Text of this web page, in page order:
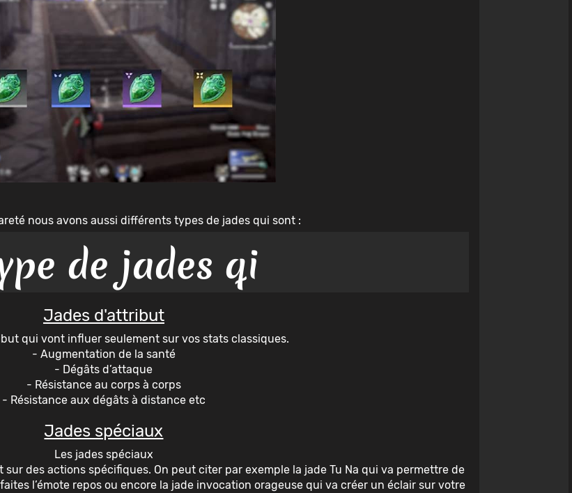
nous avons aussi différents types de jades qui sont :
de jades qi
Jades d'attribut
qui vont influer seulement sur vos stats classiques.
- Augmentation de la santé
- Dégâts d’attaque
- Résistance au corps à corps
- Résistance aux dégâts à distance etc
Jades spéciaux
Les jades spéciaux
des actions spécifiques. On peut citer par exemple la jade Tu Na qui va permettre de
l’émote repos ou encore la jade invocation orageuse qui va créer un éclair sur votre